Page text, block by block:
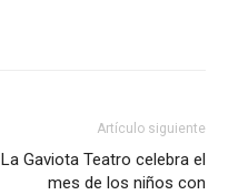
Artículo siguiente
La Gaviota Teatro celebra el
mes de los niños con